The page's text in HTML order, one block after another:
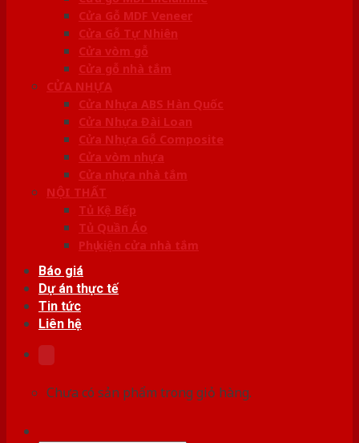
Cửa Gỗ MDF Veneer
Cửa Gỗ Tự Nhiên
Cửa vòm gỗ
Cửa gỗ nhà tắm
CỬA NHỰA
Cửa Nhựa ABS Hàn Quốc
Cửa Nhựa Đài Loan
Cửa Nhựa Gỗ Composite
Cửa vòm nhựa
Cửa nhựa nhà tắm
NỘI THẤT
Tủ Kệ Bếp
Tủ Quần Áo
Phụ kiện cửa nhà tắm
Báo giá
Dự án thực tế
Tin tức
Liên hệ
Chưa có sản phẩm trong giỏ hàng.